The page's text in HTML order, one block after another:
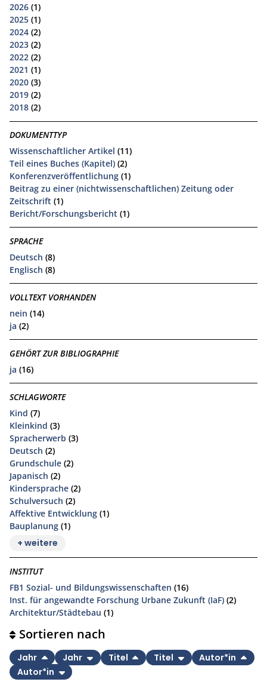
2026 (1)
2025 (1)
2024 (2)
2023 (2)
2022 (2)
2021 (1)
2020 (3)
2019 (2)
2018 (2)
DOKUMENTTYP
Wissenschaftlicher Artikel (11)
Teil eines Buches (Kapitel) (2)
Konferenzveröffentlichung (1)
Beitrag zu einer (nichtwissenschaftlichen) Zeitung oder
Zeitschrift (1)
Bericht/Forschungsbericht (1)
SPRACHE
Deutsch (8)
Englisch (8)
VOLLTEXT VORHANDEN
nein (14)
ja (2)
GEHÖRT ZUR BIBLIOGRAPHIE
ja (16)
SCHLAGWORTE
Kind (7)
Kleinkind (3)
Spracherwerb (3)
Deutsch (2)
Grundschule (2)
Japanisch (2)
Kindersprache (2)
Schulversuch (2)
Affektive Entwicklung (1)
Bauplanung (1)
+ weitere
INSTITUT
FB1 Sozial- und Bildungswissenschaften (16)
Inst. für angewandte Forschung Urbane Zukunft (IaF) (2)
Architektur/Städtebau (1)
Sortieren nach
Jahr Jahr Titel Titel
Autor*in
Autor*in